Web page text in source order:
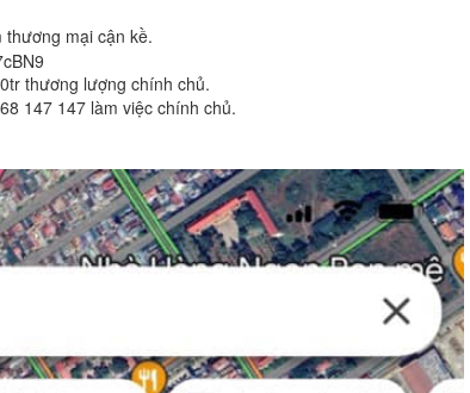
mại cận kề.
thương lượng chính chủ.
147 147 làm việc chính chủ.